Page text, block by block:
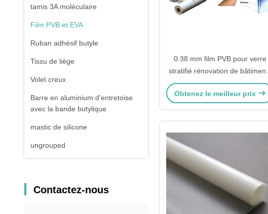
tamis 3A moléculaire
Film PVB et EVA
Ruban adhésif butyle
Tissu de liège
Volet creux
Barre en aluminium d'entretoise
avec la bande butylique
mastic de silicone
ungrouped
Contactez-nous
0.38 mm film PVB pour verre
stratifié rénovation de bâtiments
de bureaux
Obtenez le meilleur prix